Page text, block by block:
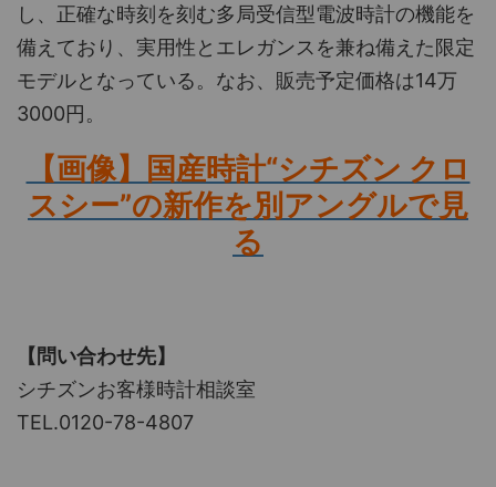
し、正確な時刻を刻む多局受信型電波時計の機能を
備えており、実用性とエレガンスを兼ね備えた限定
モデルとなっている。なお、販売予定価格は14万
3000円。
【画像】国産時計“シチズン クロ
スシー”の新作を別アングルで見
る
【問い合わせ先】
シチズンお客様時計相談室
TEL.0120-78-4807